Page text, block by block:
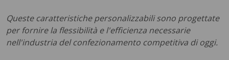
Queste caratteristiche personalizzabili sono progettate
per fornire la flessibilità e l'efficienza necessarie
nell'industria del confezionamento competitiva di oggi.